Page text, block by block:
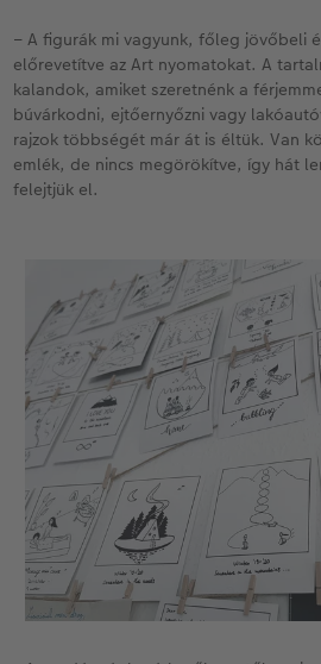
– A figurák mi vagyunk, főleg jövőbeli
előrevetítve az Art nyomatokat. A
kalandok, amiket szeretnénk a
búvárkodni, ejtőernyőzni vagy
rajzok többségét már át is éltük. Van
emlék, de nincs megörökítve, így hát
felejtjük el.